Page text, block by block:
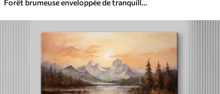
Forêt brumeuse enveloppée de tranquillité